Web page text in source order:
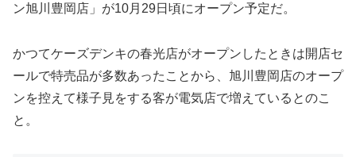
ン旭川豊岡店」が10月29日頃にオープン予定だ。
かつてケーズデンキの春光店がオープンしたときは開店セ
ールで特売品が多数あったことから、旭川豊岡店のオープ
ンを控えて様子見をする客が電気店で増えているとのこ
と。